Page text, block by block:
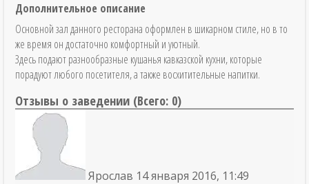
Дополнительное описание
Основной зал данного ресторана оформлен в шикарном стиле, но в то
же время он достаточно комфортный и уютный.
Здесь подают разнообразные кушанья кавказской кухни, которые
порадуют любого посетителя, а также восхитительные напитки.
Отзывы о заведении (Всего: 0)
Ярослав 14 января 2016, 11:49